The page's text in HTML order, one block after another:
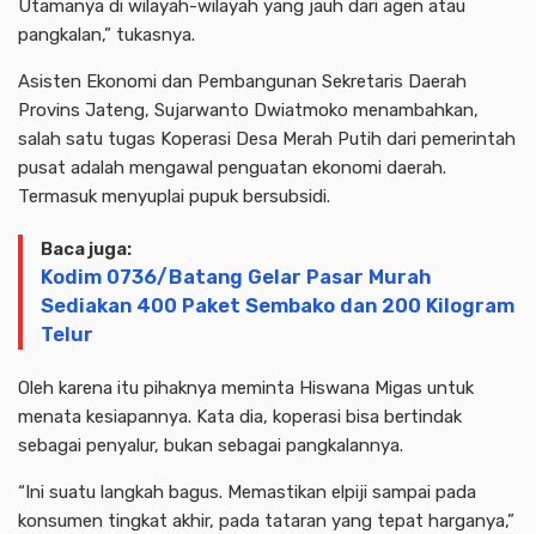
Utamanya di wilayah-wilayah yang jauh dari agen atau
pangkalan,” tukasnya.
Asisten Ekonomi dan Pembangunan Sekretaris Daerah
Provins Jateng, Sujarwanto Dwiatmoko menambahkan,
salah satu tugas Koperasi Desa Merah Putih dari pemerintah
pusat adalah mengawal penguatan ekonomi daerah.
Termasuk menyuplai pupuk bersubsidi.
Baca juga:
Kodim 0736/Batang Gelar Pasar Murah
Sediakan 400 Paket Sembako dan 200 Kilogram
Telur
Oleh karena itu pihaknya meminta Hiswana Migas untuk
menata kesiapannya. Kata dia, koperasi bisa bertindak
sebagai penyalur, bukan sebagai pangkalannya.
“Ini suatu langkah bagus. Memastikan elpiji sampai pada
konsumen tingkat akhir, pada tataran yang tepat harganya,”